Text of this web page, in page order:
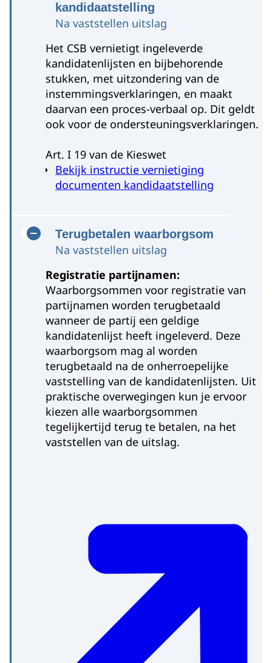
kandidaatstelling
Na vaststellen uitslag
Het CSB vernietigt ingeleverde
kandidatenlijsten en bijbehorende
stukken, met uitzondering van de
instemmingsverklaringen, en maakt
daarvan een proces-verbaal op. Dit geldt
ook voor de ondersteuningsverklaringen.
Art. I 19 van de Kieswet
Bekijk instructie vernietiging
documenten kandidaatstelling
Terugbetalen waarborgsom
Na vaststellen uitslag
Registratie partijnamen:
Waarborgsommen voor registratie van
partijnamen worden terugbetaald
wanneer de partij een geldige
kandidatenlijst heeft ingeleverd. Deze
waarborgsom mag al worden
terugbetaald na de onherroepelijke
vaststelling van de kandidatenlijsten. Uit
praktische overwegingen kun je ervoor
kiezen alle waarborgsommen
tegelijkertijd terug te betalen, na het
vaststellen van de uitslag.